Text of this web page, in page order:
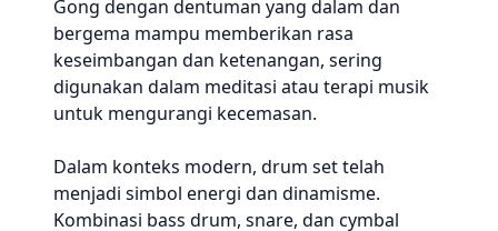
Gong dengan dentuman yang dalam dan
bergema mampu memberikan rasa
keseimbangan dan ketenangan, sering
digunakan dalam meditasi atau terapi musik
untuk mengurangi kecemasan.
Dalam konteks modern, drum set telah
menjadi simbol energi dan dinamisme.
Kombinasi bass drum, snare, dan cymbal